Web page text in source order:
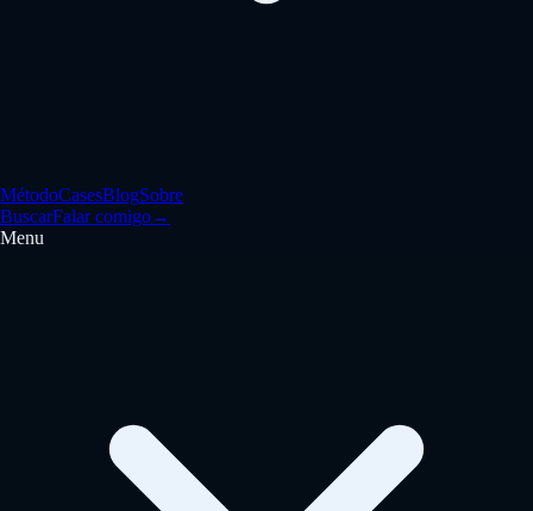
MétodoCasesBlogSobre
BuscarFalar comigo→
Menu